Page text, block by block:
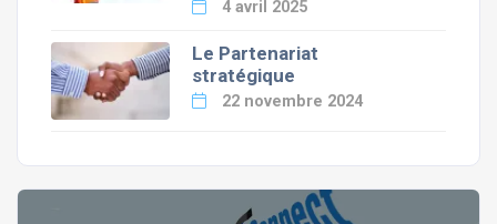
4 avril 2025
Le Partenariat
stratégique
22 novembre 2024